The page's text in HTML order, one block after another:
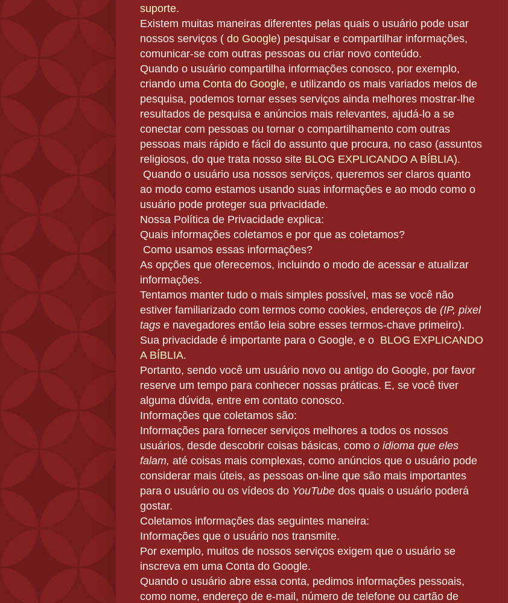
suporte.
Existem muitas maneiras diferentes pelas quais o usuário pode usar
nossos serviços ( do Google) pesquisar e compartilhar informações,
comunicar-se com outras pessoas ou criar novo conteúdo.
Quando o usuário compartilha informações conosco, por exemplo,
criando uma Conta do Google, e utilizando os mais variados meios de
pesquisa, podemos tornar esses serviços ainda melhores mostrar-lhe
resultados de pesquisa e anúncios mais relevantes, ajudá-lo a se
conectar com pessoas ou tornar o compartilhamento com outras
pessoas mais rápido e fácil do assunto que procura, no caso (assuntos
religiosos, do que trata nosso site BLOG EXPLICANDO A BÍBLIA).
Quando o usuário usa nossos serviços, queremos ser claros quanto
ao modo como estamos usando suas informações e ao modo como o
usuário pode proteger sua privacidade.
Nossa Política de Privacidade explica:
Quais informações coletamos e por que as coletamos?
Como usamos essas informações?
As opções que oferecemos, incluindo o modo de acessar e atualizar
informações.
Tentamos manter tudo o mais simples possível, mas se você não
estiver familiarizado com termos como cookies, endereços de (IP, pixel
tags e navegadores então leia sobre esses termos-chave primeiro).
Sua privacidade é importante para o Google, e o BLOG EXPLICANDO
A BÍBLIA.
Portanto, sendo você um usuário novo ou antigo do Google, por favor
reserve um tempo para conhecer nossas práticas. E, se você tiver
alguma dúvida, entre em contato conosco.
Informações que coletamos são:
Informações para fornecer serviços melhores a todos os nossos
usuários, desde descobrir coisas básicas, como o idioma que eles
falam, até coisas mais complexas, como anúncios que o usuário pode
considerar mais úteis, as pessoas on-line que são mais importantes
para o usuário ou os vídeos do YouTube dos quais o usuário poderá
gostar.
Coletamos informações das seguintes maneira:
Informações que o usuário nos transmite.
Por exemplo, muitos de nossos serviços exigem que o usuário se
inscreva em uma Conta do Google.
Quando o usuário abre essa conta, pedimos informações pessoais,
como nome, endereço de e-mail, número de telefone ou cartão de